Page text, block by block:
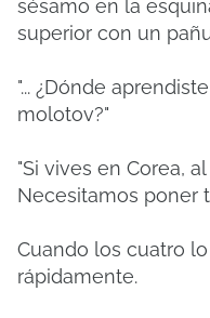
sésamo en la
superior con un
"... ¿Dónde
molotov?"
"Si vives en Corea,
Necesitamos poner
Cuando los cuatro
rápidamente.